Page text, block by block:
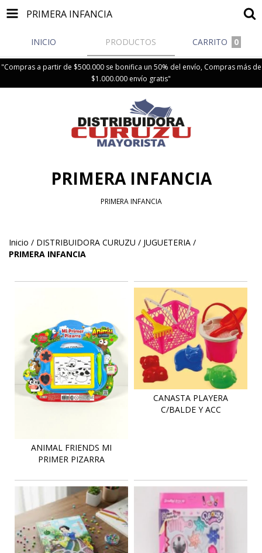
PRIMERA INFANCIA
INICIO PRODUCTOS CARRITO 0
"Compras a partir de $500.000 se bonifica un 50% del envío, Compras más de
$1.000.000 envío gratis"
PRIMERA INFANCIA
PRIMERA INFANCIA
Inicio / DISTRIBUIDORA CURUZU / JUGUETERIA /
PRIMERA INFANCIA
ANIMAL FRIENDS MI
PRIMER PIZARRA
CANASTA PLAYERA
C/BALDE Y ACC